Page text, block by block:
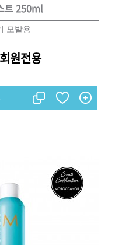
트 250ml
모발용
원전용